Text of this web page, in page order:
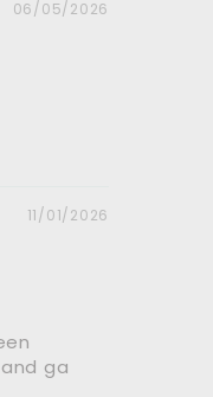
06/05/2026
11/01/2026
ga